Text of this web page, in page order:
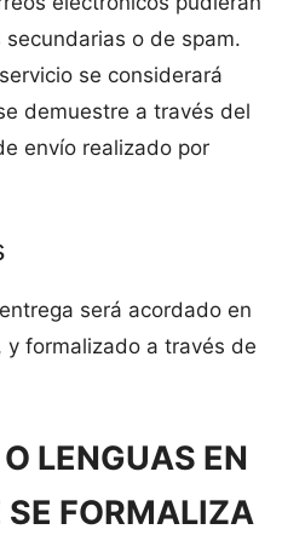
o de spam.
se considerará
demuestre a través del
envío realizado por
será acordado en
y formalizado a través de
LENGUAS EN
SE FORMALIZA